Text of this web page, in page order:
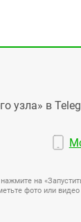
узла» в
на
фото или